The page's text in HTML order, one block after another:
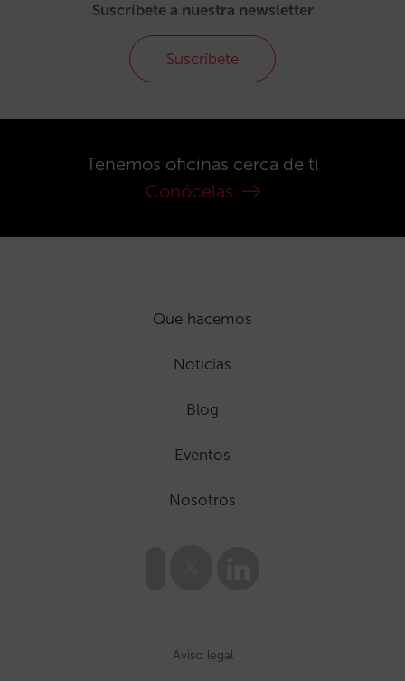
Suscríbete a nuestra newsletter
Suscríbete
Tenemos oficinas cerca de ti
Conócelas
Que hacemos
Noticias
Blog
Eventos
Nosotros
Aviso legal